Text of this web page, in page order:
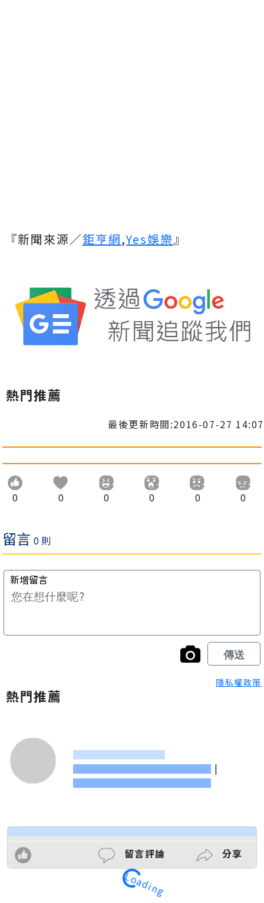
『新聞來源／鉅亨網,Yes娛樂』
熱門推薦
最後更新時間:2016-07-27 14:07
0 0 0 0 0 0
隱私權政策
熱門推薦
|
留言評論 分享
Loading